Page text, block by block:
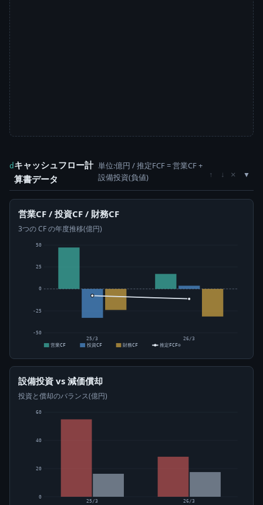
d キャッシュフロー計
算書データ
単位:億円 / 推定FCF = 営業CF +
設備投資(負値)
↑ ↓ ×
営業CF / 投資CF / 財務CF
3つの CF の年度推移(億円)
-50
-25
0
25
50
25/3
26/3
営業CF
投資CF 財務CF 推定FCF⊙
設備投資 vs 減価償却
投資と償却のバランス(億円)
0
20
40
60
25/3
26/3